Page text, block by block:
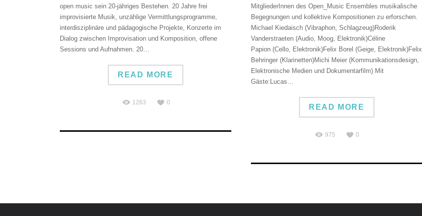
open music sein 20-jähriges Bestehen. 20 Jahre frei
improvisierte Musik, unzählige Vermittlungsprogramme,
interdisziplinäre und pädagogische Projekte, Konzerte im
Dialog zwischen Improvisation und Komposition, offene
Sessions und Aufnahmen. 20…
READ MORE
1263 0
MitgliederInnen des Open_Music Ensembles musikalische
Begegnungen und kollektive Kompositionen zu erforschen.
Michael Kiedaisch (Vibraphon, Schlagzeug)Roderik
Vanderstraeten (Audio, Moog, Elektronik)Céline
Papion (Cello, Elektronik)Felix Borel (Geige, Elektronik)Felix
Behringer (Klarinetten)Michi Meier (Kommunikationsdesign,
Elektronische Medien und Dokumentarfilm) Mit
Gäste:Lucas…
READ MORE
975 0